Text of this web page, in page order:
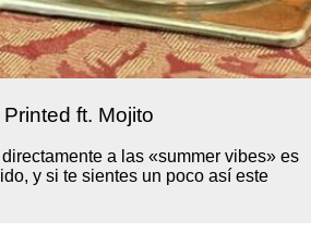
ft. Mojito
a las «summer vibes» es
y si te sientes un poco así este